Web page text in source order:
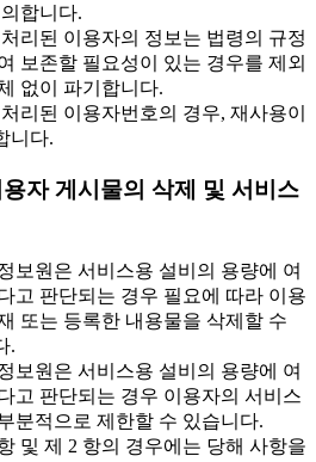
합니다.
리된 이용자의 정보는 법령의 규정
보존할 필요성이 있는 경우를 제외
없이 파기합니다.
리된 이용자번호의 경우, 재사용이
니다.
자 게시물의 삭제 및 서비스
보원은 서비스용 설비의 용량에 여
고 판단되는 경우 필요에 따라 이용
또는 등록한 내용물을 삭제할 수
.
보원은 서비스용 설비의 용량에 여
고 판단되는 경우 이용자의 서비스
분적으로 제한할 수 있습니다.
및 제 2 항의 경우에는 당해 사항을